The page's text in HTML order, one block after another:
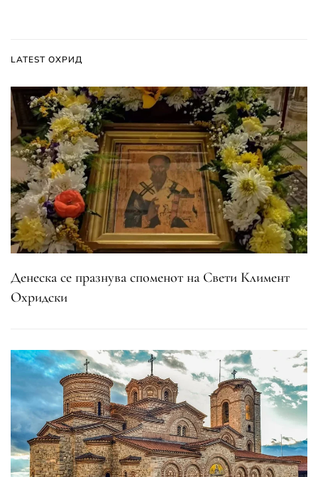
LATEST ОХРИД
Денеска се празнува споменот на Свети Климент
Охридски